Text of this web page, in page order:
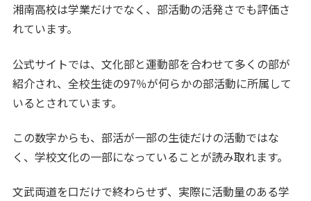
湘南高校は学業だけでなく、部活動の活発さでも評価さ
れています。
公式サイトでは、文化部と運動部を合わせて多くの部が
紹介され、全校生徒の97％が何らかの部活動に所属して
いるとされています。
この数字からも、部活が一部の生徒だけの活動ではな
く、学校文化の一部になっていることが読み取れます。
文武両道を口だけで終わらせず、実際に活動量のある学